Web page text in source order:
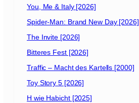
e
2
0
2
]
You, Me & Italy [2026]
Spider-Man: Brand New Day [2026]
The Invite [2026]
Bitteres Fest [2026]
Traffic – Macht des Kartells [2000]
Toy Story 5 [2026]
H wie Habicht [2025]